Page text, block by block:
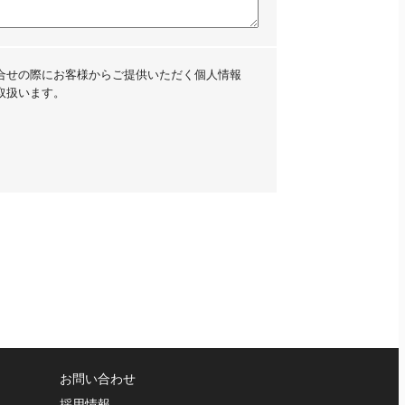
の際にお客様からご提供いただく個人情報
います。
社名、氏名、住所、電話番号、メールア
ます。
ことはありません。
お問い合わせ